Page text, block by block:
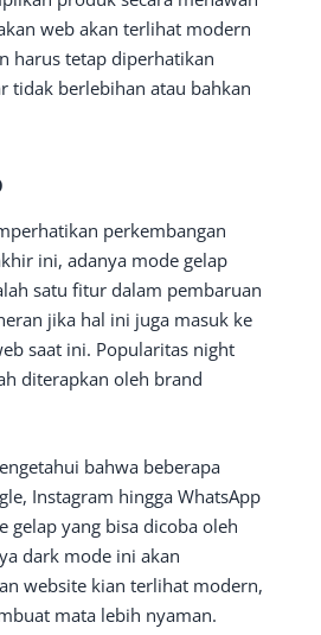
web akan terlihat modern
harus tetap diperhatikan
tidak berlebihan atau bahkan
perkembangan
ini, adanya mode gelap
satu fitur dalam pembaruan
jika hal ini juga masuk ke
saat ini. Popularitas night
diterapkan oleh brand
bahwa beberapa
Instagram hingga WhatsApp
gelap yang bisa dicoba oleh
dark mode ini akan
website kian terlihat modern,
mata lebih nyaman.